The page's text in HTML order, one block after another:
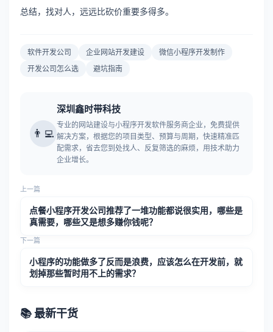
总结，找对人，远远比砍价重要多得多。
软件开发公司 企业网站开发建设
微信小程序开发制作
开发公司怎么选
避坑指南
👨‍💻
深圳鑫时带科技
专业的网站建设与小程序开发软件服务商企业，免费提供
解决方案，根据您的项目类型、预算与周期，快速精准匹
配需求，省去您到处找人、反复筛选的麻烦，用技术助力
企业增长。
上一篇
点餐小程序开发公司推荐了一堆功能都说很实用，哪些是
真需要，哪些又是想多赚你钱呢？
下一篇
小程序的功能做多了反而是浪费，应该怎么在开发前，就
划掉那些暂时用不上的需求？
📚 最新干货